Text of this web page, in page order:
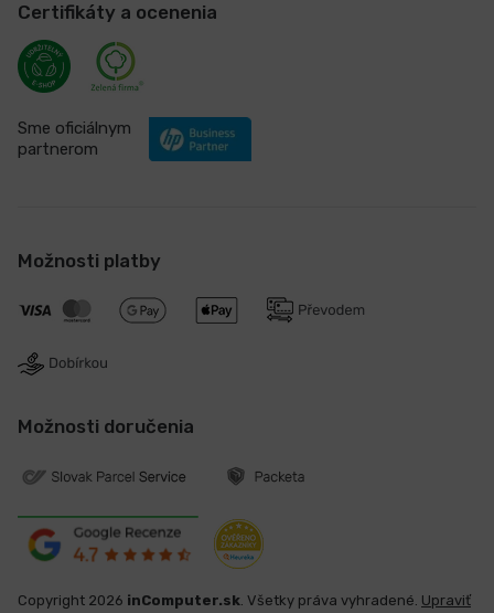
Certifikáty a ocenenia
Sme oficiálnym
partnerom
Možnosti platby
Možnosti doručenia
Copyright 2026 inComputer.sk. Všetky práva vyhradené. Upraviť